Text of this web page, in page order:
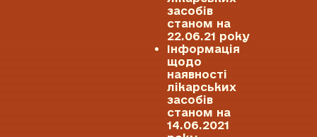
засобів
станом на
22.06.21 року
Інформація
щодо
наявності
лікарських
засобів
станом на
14.06.2021